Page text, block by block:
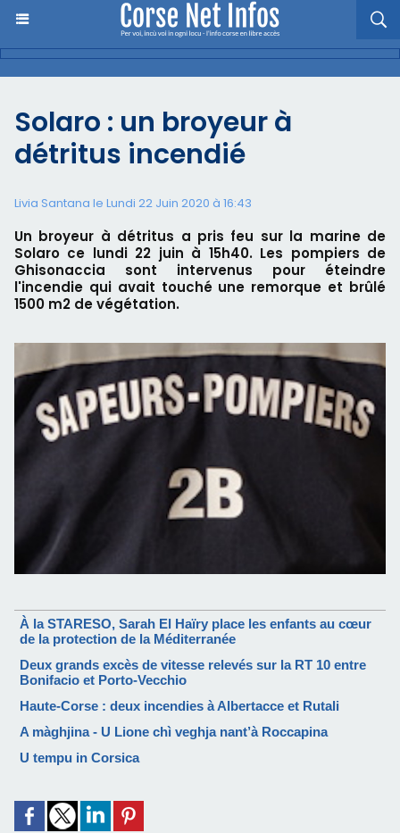
Solaro : un broyeur à
détritus incendié
Livia Santana le Lundi 22 Juin 2020 à 16:43
Un broyeur à détritus a pris feu sur la marine de
Solaro ce lundi 22 juin à 15h40. Les pompiers de
Ghisonaccia sont intervenus pour éteindre
l'incendie qui avait touché une remorque et brûlé
1500 m2 de végétation.
À la STARESO, Sarah El Haïry place les enfants au cœur
de la protection de la Méditerranée
Deux grands excès de vitesse relevés sur la RT 10 entre
Bonifacio et Porto-Vecchio
Haute-Corse : deux incendies à Albertacce et Rutali
A màghjina - U Lione chì veghja nant’à Roccapina
U tempu in Corsica